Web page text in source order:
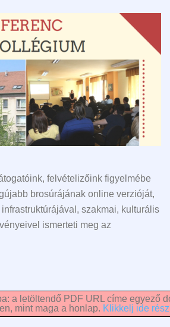
felvételizőink figyelmébe
brosúrájának online verzióját,
szakmai, kulturális
ismerteti meg az
a letöltendő PDF URL címe egyező
mint maga a honlap. Klikkelj ide